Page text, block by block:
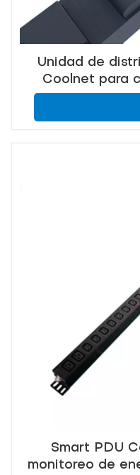
Unidad de
Coolnet para
monitoreo
Smart PDU
monitoreo de